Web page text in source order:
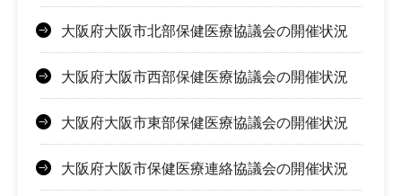
大阪府大阪市北部保健医療協議会の開催状況
大阪府大阪市西部保健医療協議会の開催状況
大阪府大阪市東部保健医療協議会の開催状況
大阪府大阪市保健医療連絡協議会の開催状況